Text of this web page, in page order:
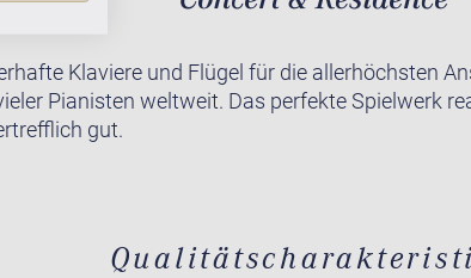
Klaviere und Flügel für die allerhöchsten
Pianisten weltweit. Das perfekte Spielwerk
gut.